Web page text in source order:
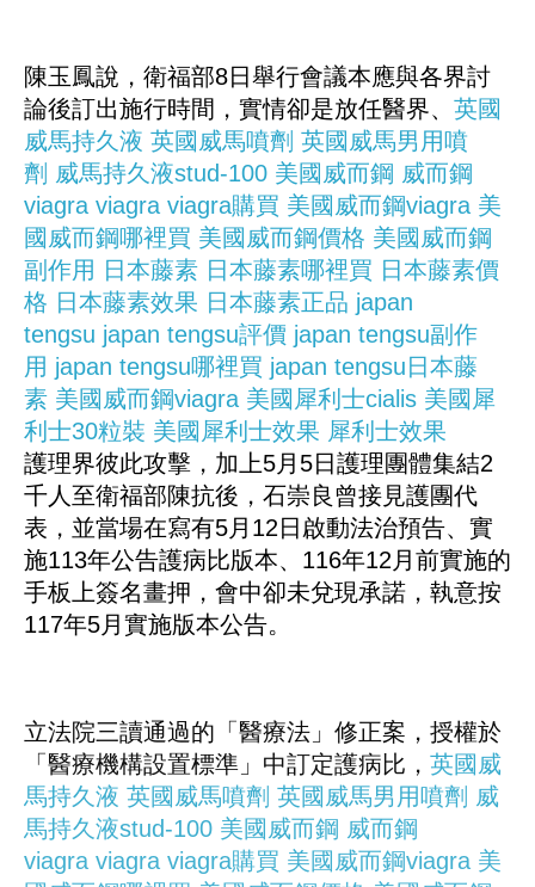
陳玉鳳說，衛福部8日舉行會議本應與各界討
論後訂出施行時間，實情卻是放任醫界、 英國
威馬持久液 英國威馬噴劑 英國威馬男用噴
劑 威馬持久液stud-100 美國威而鋼 威而鋼
viagra viagra viagra購買 美國威而鋼viagra 美
國威而鋼哪裡買 美國威而鋼價格 美國威而鋼
副作用 日本藤素 日本藤素哪裡買 日本藤素價
格 日本藤素效果 日本藤素正品 japan
tengsu japan tengsu評價 japan tengsu副作
用 japan tengsu哪裡買 japan tengsu日本藤
素 美國威而鋼viagra 美國犀利士cialis 美國犀
利士30粒裝 美國犀利士效果 犀利士效果
護理界彼此攻擊，加上5月5日護理團體集結2
千人至衛福部陳抗後，石崇良曾接見護團代
表，並當場在寫有5月12日啟動法治預告、實
施113年公告護病比版本、116年12月前實施的
手板上簽名畫押，會中卻未兌現承諾，執意按
117年5月實施版本公告。
立法院三讀通過的「醫療法」修正案，授權於
「醫療機構設置標準」中訂定護病比， 英國威
馬持久液 英國威馬噴劑 英國威馬男用噴劑 威
馬持久液stud-100 美國威而鋼 威而鋼
viagra viagra viagra購買 美國威而鋼viagra 美